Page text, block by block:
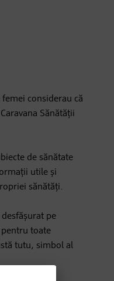
considerau că
Sănătății
de sănătate
utile și
sănătăți.
pe
pentru toate
tutu, simbol al